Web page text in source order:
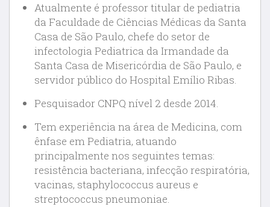
Atualmente é professor titular de pediatria
da Faculdade de Ciências Médicas da Santa
Casa de São Paulo, chefe do setor de
infectologia Pediatrica da Irmandade da
Santa Casa de Misericórdia de São Paulo, e
servidor público do Hospital Emílio Ribas.
Pesquisador CNPQ nível 2 desde 2014.
Tem experiência na área de Medicina, com
ênfase em Pediatria, atuando
principalmente nos seguintes temas:
resistência bacteriana, infecção respiratória,
vacinas, staphylococcus aureus e
streptococcus pneumoniae.